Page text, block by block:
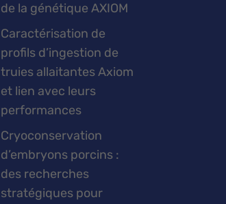
de la génétique AXIOM
Caractérisation de
profils d’ingestion de
truies allaitantes Axiom
et lien avec leurs
performances
Cryoconservation
d’embryons porcins :
des recherches
stratégiques pour